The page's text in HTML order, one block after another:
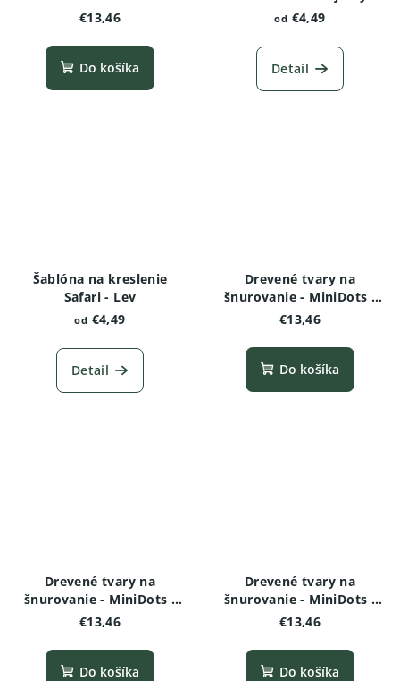
Mačiatko
€13,46
Do košíka
Domček
od €4,49
Detail
Šablóna na kreslenie
Safari - Lev
od €4,49
Detail
Drevené tvary na
šnurovanie - MiniDots -
Lev
€13,46
Do košíka
Drevené tvary na
šnurovanie - MiniDots -
Prasiatko
€13,46
Do košíka
Drevené tvary na
šnurovanie - MiniDots -
Alpaca
€13,46
Do košíka